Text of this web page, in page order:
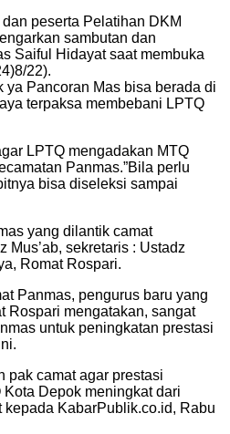
peserta Pelatihan DKM
sambutan dan
Saiful Hidayat saat membuka
22).
ya Pancoran Mas bisa berada di
terpaksa membebani LPTQ
LPTQ mengadakan MTQ
Panmas.”Bila perlu
bisa diseleksi sampai
yang dilantik camat
Mus’ab, sekretaris : Ustadz
Romat Rospari.
Panmas, pengurus baru yang
Rospari mengatakan, sangat
untuk peningkatan prestasi
pak camat agar prestasi
Depok meningkat dari
kepada KabarPublik.co.id, Rabu